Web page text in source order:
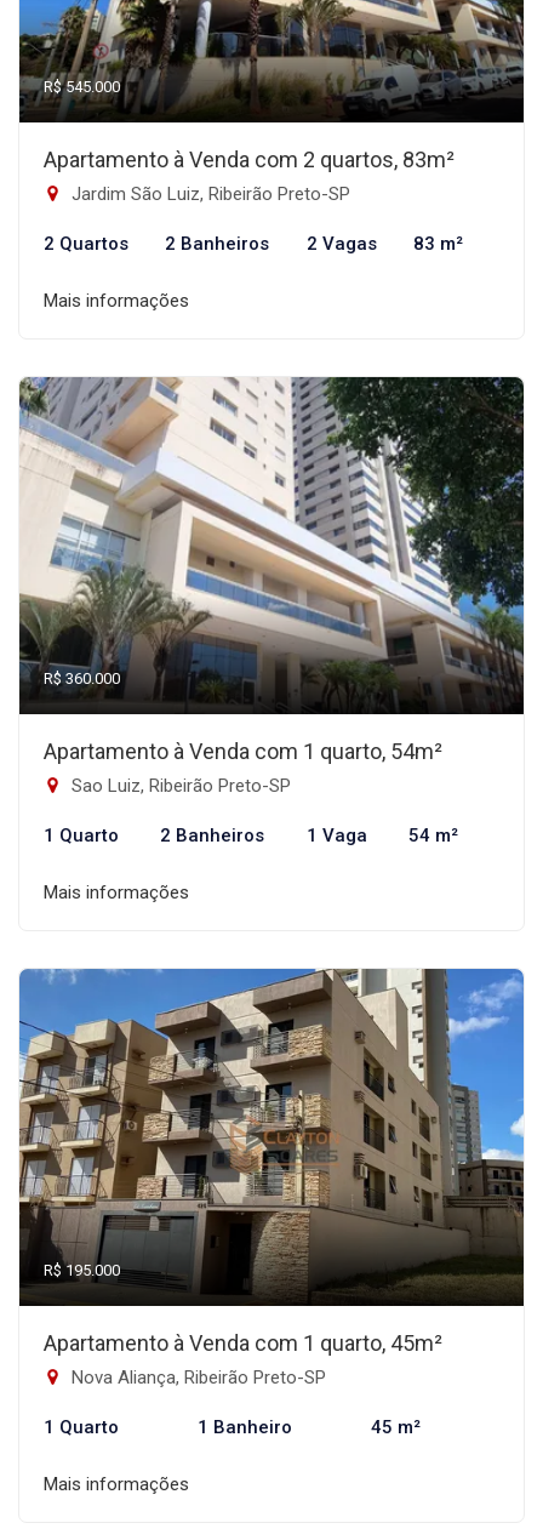
R$ 545.000
Apartamento à Venda com 2 quartos, 83m²
Jardim São Luiz, Ribeirão Preto-SP
2 Quartos 2 Banheiros 2 Vagas 83 m²
Mais informações
R$ 360.000
Apartamento à Venda com 1 quarto, 54m²
Sao Luiz, Ribeirão Preto-SP
1 Quarto 2 Banheiros 1 Vaga 54 m²
Mais informações
R$ 195.000
Apartamento à Venda com 1 quarto, 45m²
Nova Aliança, Ribeirão Preto-SP
1 Quarto 1 Banheiro 45 m²
Mais informações